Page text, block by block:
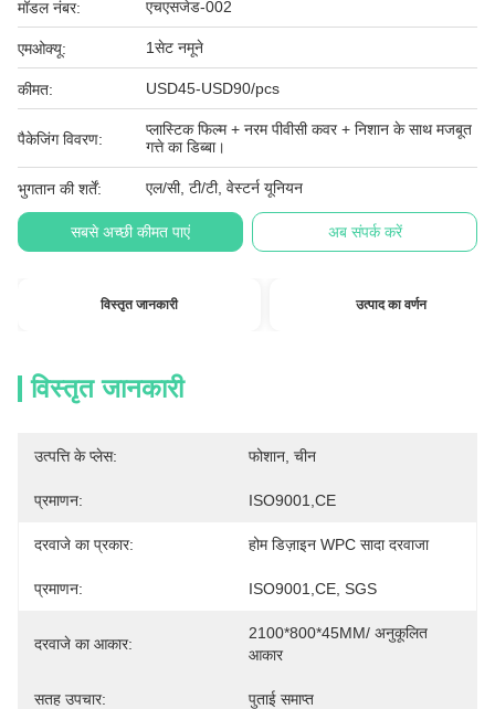
मॉडल नंबर: एचएसजेड-002
एमओक्यू: 1सेट नमूने
कीमत: USD45-USD90/pcs
पैकेजिंग विवरण:
प्लास्टिक फिल्म + नरम पीवीसी कवर + निशान के साथ मजबूत
गत्ते का डिब्बा।
भुगतान की शर्तें: एल/सी, टी/टी, वेस्टर्न यूनियन
सबसे अच्छी कीमत पाएं अब संपर्क करें
विस्तृत जानकारी उत्पाद का वर्णन
विस्तृत जानकारी
उत्पत्ति के प्लेस: फोशान, चीन
प्रमाणन: ISO9001,CE
दरवाजे का प्रकार: होम डिज़ाइन WPC सादा दरवाजा
प्रमाणन: ISO9001,CE, SGS
दरवाजे का आकार:
2100*800*45MM/ अनुकूलित
आकार
सतह उपचार: पुताई समाप्त